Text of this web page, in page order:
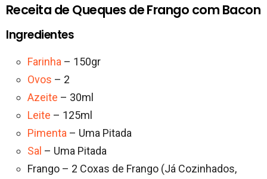
Receita de Queques de Frango com Bacon
Ingredientes
Farinha – 150gr
Ovos – 2
Azeite – 30ml
Leite – 125ml
Pimenta – Uma Pitada
Sal – Uma Pitada
Frango – 2 Coxas de Frango (Já Cozinhados,